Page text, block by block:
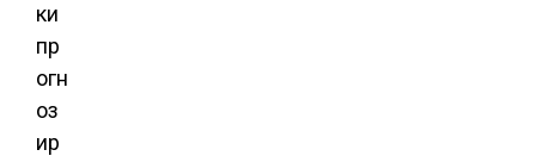
ки
пр
огн
оз
ир